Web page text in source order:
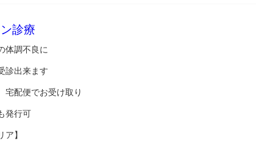
診療
体調不良に
診出来ます
宅配便でお受け取り
発行可
ア】